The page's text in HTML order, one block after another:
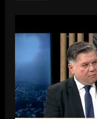
da
danas
otvorimo
pristupne
pregovore